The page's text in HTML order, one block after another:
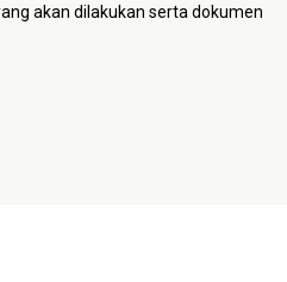
akan dilakukan serta dokumen